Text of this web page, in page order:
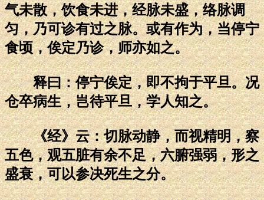
气未散，饮食未进，经脉未盛，络脉调
匀，乃可诊有过之脉。或有作为，当停宁
食顷，俟定乃诊，师亦如之。
释曰：停宁俟定，即不拘于平旦。况
仓卒病生，岂待平旦，学人知之。
《经》云：切脉动静，而视精明，察
五色，观五脏有余不足，六腑强弱，形之
盛衰，可以参决死生之分。